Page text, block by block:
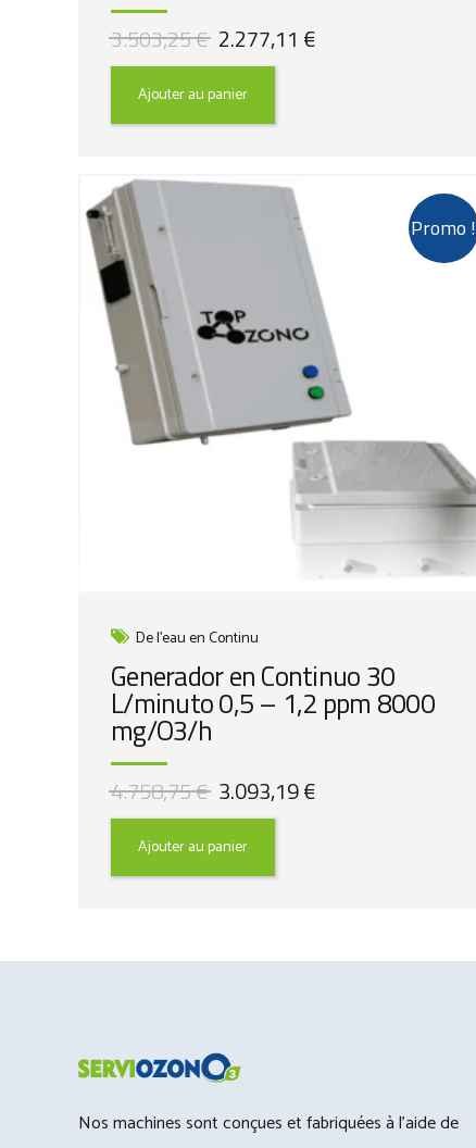
3.503,25€ Le
prix
initial
était :
2.277,11 €Le
Ajouter au panier
Promo !
De l'eau en Continu
Generador en Continuo 30
L/minuto 0,5 – 1,2 ppm 8000
mg/O3/h
4.758,75€ Le
prix
initial
était :
3.093,19€Le
Ajouter au panier
Nos machines sont conçues et fabriquées à l'aide de